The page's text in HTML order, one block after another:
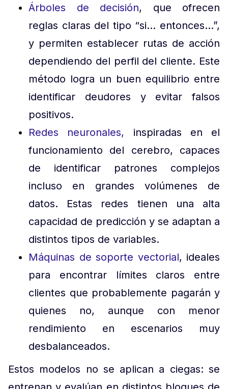
Árboles de decisión, que ofrecen
reglas claras del tipo “si… entonces…”,
y permiten establecer rutas de acción
dependiendo del perfil del cliente. Este
método logra un buen equilibrio entre
identificar deudores y evitar falsos
positivos.
Redes neuronales, inspiradas en el
funcionamiento del cerebro, capaces
de identificar patrones complejos
incluso en grandes volúmenes de
datos. Estas redes tienen una alta
capacidad de predicción y se adaptan a
distintos tipos de variables.
Máquinas de soporte vectorial, ideales
para encontrar límites claros entre
clientes que probablemente pagarán y
quienes no, aunque con menor
rendimiento en escenarios muy
desbalanceados.
Estos modelos no se aplican a ciegas: se